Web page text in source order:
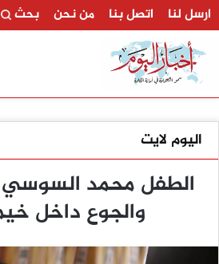
ارسل لنا اتصل بنا من نحن بحث
اليوم لايت
الطفل محمد السوسي
والجوع داخل